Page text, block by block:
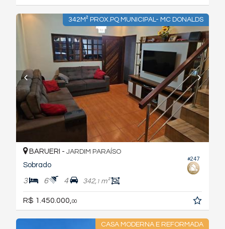
342M² PROX.PQ MUNICIPAL- MC DONALDS
#247
BARUERI - JARDIM PARAÍSO
Sobrado
3 6 4 342, 1 m²
R$ 1.450.000,00
CASA MODERNA E REFORMADA